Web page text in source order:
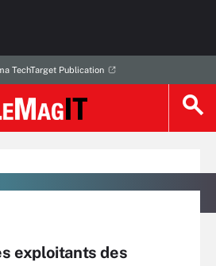
TechTarget Publication
exploitants des